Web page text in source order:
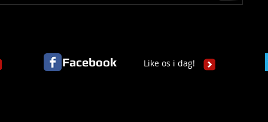
Facebook Like os i dag!